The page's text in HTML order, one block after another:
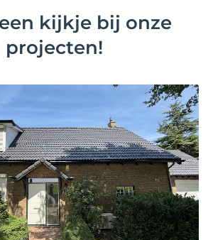
kijkje bij onze
projecten!
Bekijk project